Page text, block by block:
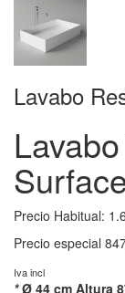
Lavabo
Precio Habitual:
Precio especial
Iva incl
*Ø 44 cm Altura